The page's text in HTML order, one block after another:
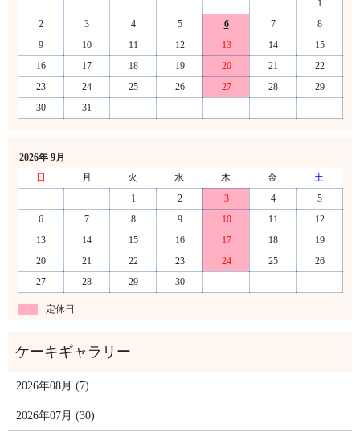
1
2
3 4 5 6 7
8
9
10 11 12 13 14
15
16
17 18 19 20 21
22
23
24 25 26 27 28
29
30
31
2026年 9月
日
月 火 水 木 金
土
1
2 3 4
5
6
7 8 9 10 11
12
13
14 15 16 17 18
19
20
21 22 23 24 25
26
27
28 29 30
定休日
2026年08月 (7)
2026年07月 (30)